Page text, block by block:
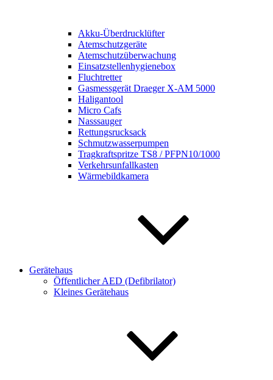
Akku-Überdrucklüfter
Atemschutzgeräte
Atemschutzüberwachung
Einsatzstellenhygienebox
Fluchtretter
Gasmessgerät Draeger X-AM 5000
Haligantool
Micro Cafs
Nasssauger
Rettungsrucksack
Schmutzwasserpumpen
Tragkraftspritze TS8 / PFPN10/1000
Verkehrsunfallkasten
Wärmebildkamera
Gerätehaus
Öffentlicher AED (Defibrilator)
Kleines Gerätehaus